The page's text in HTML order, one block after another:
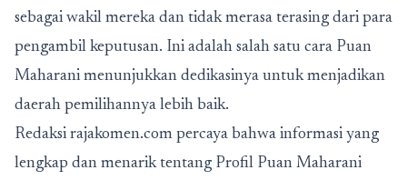
sebagai wakil mereka dan tidak merasa terasing dari para
pengambil keputusan. Ini adalah salah satu cara Puan
Maharani menunjukkan dedikasinya untuk menjadikan
daerah pemilihannya lebih baik.
Redaksi rajakomen.com percaya bahwa informasi yang
lengkap dan menarik tentang Profil Puan Maharani